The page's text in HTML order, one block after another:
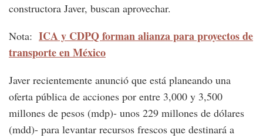
constructora Javer, buscan aprovechar.
Nota: ICA y CDPQ forman alianza para proyectos de
transporte en México
Javer recientemente anunció que está planeando una
oferta pública de acciones por entre 3,000 y 3,500
millones de pesos (mdp)- unos 229 millones de dólares
(mdd)- para levantar recursos frescos que destinará a